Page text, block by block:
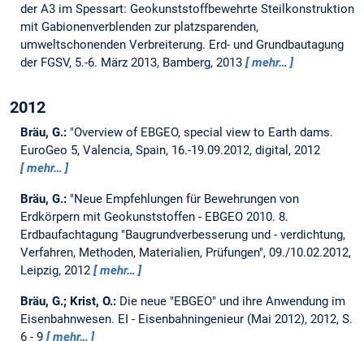
der A3 im Spessart: Geokunststoffbewehrte Steilkonstruktion
mit Gabionenverblenden zur platzsparenden,
umweltschonenden Verbreiterung. Erd- und Grundbautagung
der FGSV, 5.-6. März 2013, Bamberg, 2013
mehr…
2012
Bräu, G.: "Overview of EBGEO, special view to Earth dams.
EuroGeo 5, Valencia, Spain, 16.-19.09.2012, digital, 2012
mehr…
Bräu, G.: "Neue Empfehlungen für Bewehrungen von
Erdkörpern mit Geokunststoffen - EBGEO 2010. 8.
Erdbaufachtagung "Baugrundverbesserung und - verdichtung,
Verfahren, Methoden, Materialien, Prüfungen", 09./10.02.2012,
Leipzig, 2012
mehr…
Bräu, G.; Krist, O.: Die neue "EBGEO" und ihre Anwendung im
Eisenbahnwesen. EI - Eisenbahningenieur (Mai 2012), 2012, S.
6 - 9
mehr…